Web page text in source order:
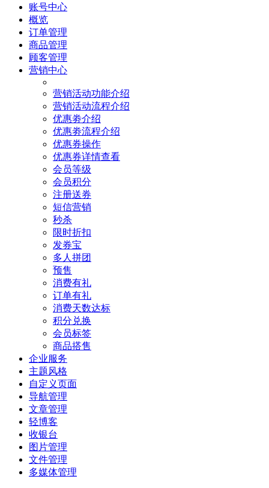
账号中心
概览
订单管理
商品管理
顾客管理
营销中心
营销活动功能介绍
营销活动流程介绍
优惠劵介绍
优惠劵流程介绍
优惠券操作
优惠券详情查看
会员等级
会员积分
注册送券
短信营销
秒杀
限时折扣
发券宝
多人拼团
预售
消费有礼
订单有礼
消费天数达标
积分兑换
会员标签
商品搭售
企业服务
主题风格
自定义页面
导航管理
文章管理
轻博客
收银台
图片管理
文件管理
多媒体管理